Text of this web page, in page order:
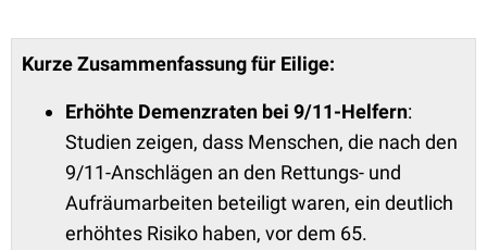
Kurze Zusammenfassung für Eilige:
Erhöhte Demenzraten bei 9/11-Helfern:
Studien zeigen, dass Menschen, die nach den
9/11-Anschlägen an den Rettungs- und
Aufräumarbeiten beteiligt waren, ein deutlich
erhöhtes Risiko haben, vor dem 65.